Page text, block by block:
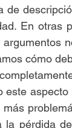
de
En otras
cómo
este
pérdida